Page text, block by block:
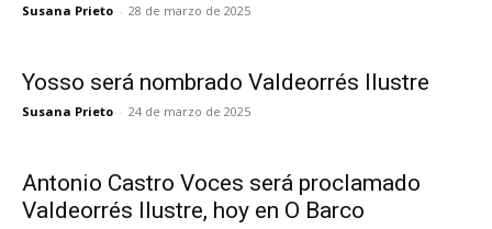
Susana Prieto - 28 de marzo de 2025
Yosso será nombrado Valdeorrés Ilustre
Susana Prieto - 24 de marzo de 2025
Antonio Castro Voces será proclamado
Valdeorrés Ilustre, hoy en O Barco